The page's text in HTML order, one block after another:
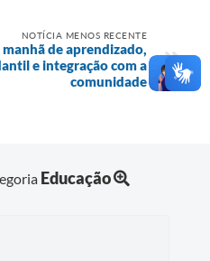
NOTÍCIA MENOS RECENTE
de aprendizado,
e integração com a
comunidade
Educação